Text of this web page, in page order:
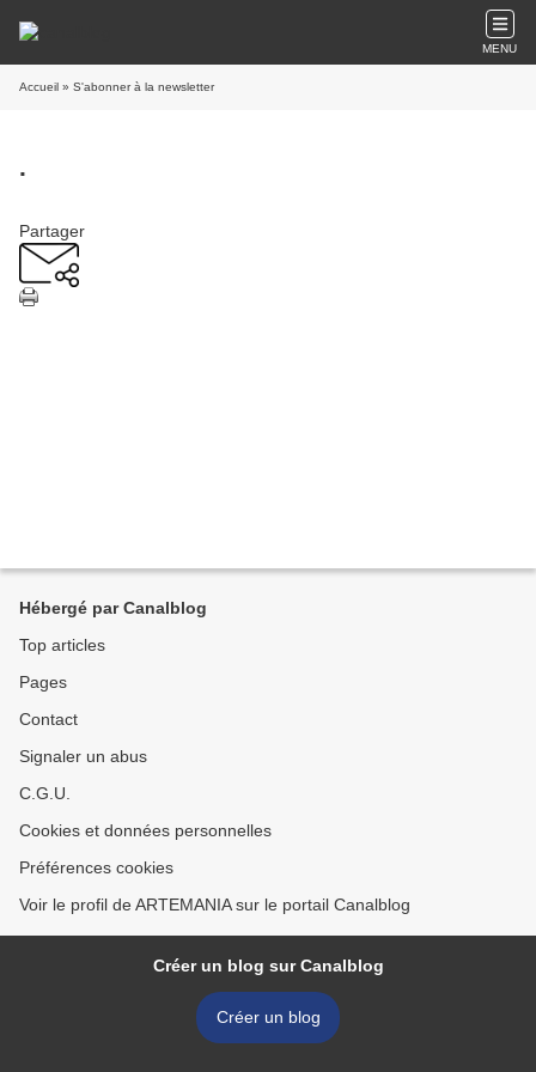
MENU
Accueil » S'abonner à la newsletter
.
Partager
Hébergé par Canalblog
Top articles
Pages
Contact
Signaler un abus
C.G.U.
Cookies et données personnelles
Préférences cookies
Voir le profil de ARTEMANIA sur le portail Canalblog
Créer un blog sur Canalblog
Créer un blog